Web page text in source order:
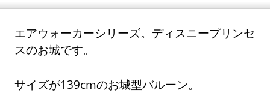
エアウォーカーシリーズ。ディスニープリンセ
スのお城です。
サイズが139cmのお城型バルーン。